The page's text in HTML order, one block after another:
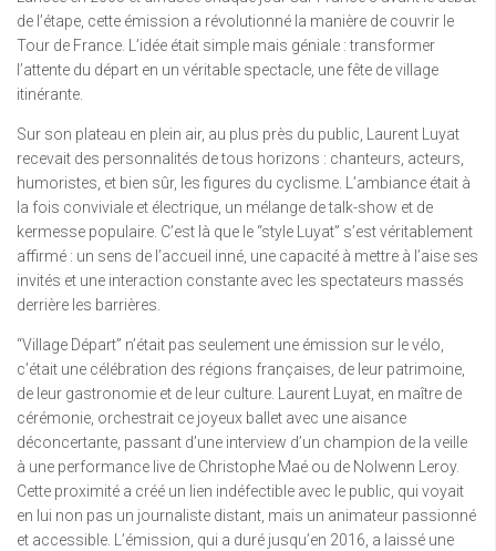
de l’étape, cette émission a révolutionné la manière de couvrir le
Tour de France. L’idée était simple mais géniale : transformer
l’attente du départ en un véritable spectacle, une fête de village
itinérante.
Sur son plateau en plein air, au plus près du public, Laurent Luyat
recevait des personnalités de tous horizons : chanteurs, acteurs,
humoristes, et bien sûr, les figures du cyclisme. L’ambiance était à
la fois conviviale et électrique, un mélange de talk-show et de
kermesse populaire. C’est là que le “style Luyat” s’est véritablement
affirmé : un sens de l’accueil inné, une capacité à mettre à l’aise ses
invités et une interaction constante avec les spectateurs massés
derrière les barrières.
“Village Départ” n’était pas seulement une émission sur le vélo,
c’était une célébration des régions françaises, de leur patrimoine,
de leur gastronomie et de leur culture. Laurent Luyat, en maître de
cérémonie, orchestrait ce joyeux ballet avec une aisance
déconcertante, passant d’une interview d’un champion de la veille
à une performance live de Christophe Maé ou de Nolwenn Leroy.
Cette proximité a créé un lien indéfectible avec le public, qui voyait
en lui non pas un journaliste distant, mais un animateur passionné
et accessible. L’émission, qui a duré jusqu’en 2016, a laissé une